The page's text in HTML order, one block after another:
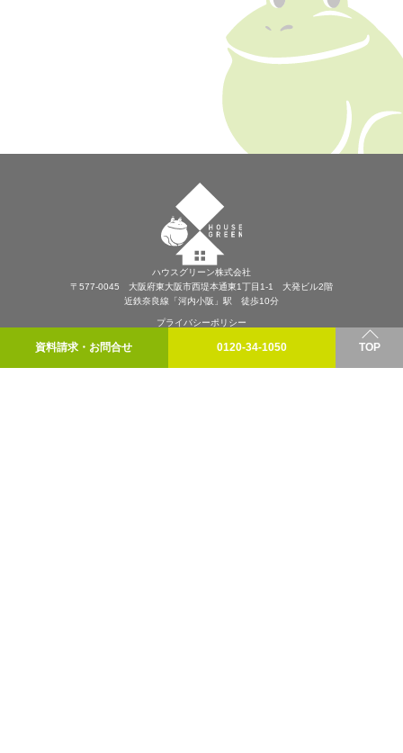
資料請求・お問合せ 0120-34-1050 TOP
ハウスグリーン株式会社
〒577-0045 大阪府東大阪市西堤本通東1丁目1-1 大発ビル2階
近鉄奈良線「河内小阪」駅 徒歩10分
プライバシーポリシー